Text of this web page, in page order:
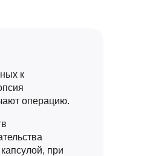
к
операцию.
при